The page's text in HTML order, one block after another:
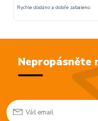
Rychle dodáno a dobře zabaleno.
Nepropásněte